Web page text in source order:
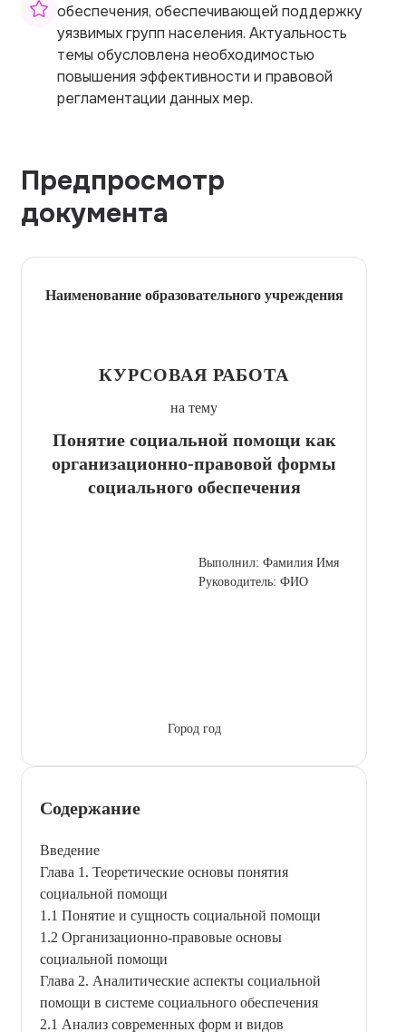
обеспечения, обеспечивающей поддержку
уязвимых групп населения. Актуальность
темы обусловлена необходимостью
повышения эффективности и правовой
регламентации данных мер.
Предпросмотр
документа
Наименование образовательного учреждения
КУРСОВАЯ РАБОТА
на тему
Понятие социальной помощи как
организационно-правовой формы
социального обеспечения
Выполнил: Фамилия Имя
Руководитель: ФИО
Город год
Содержание
Введение
Глава 1. Теоретические основы понятия
социальной помощи
1.1 Понятие и сущность социальной помощи
1.2 Организационно-правовые основы
социальной помощи
Глава 2. Аналитические аспекты социальной
помощи в системе социального обеспечения
2.1 Анализ современных форм и видов